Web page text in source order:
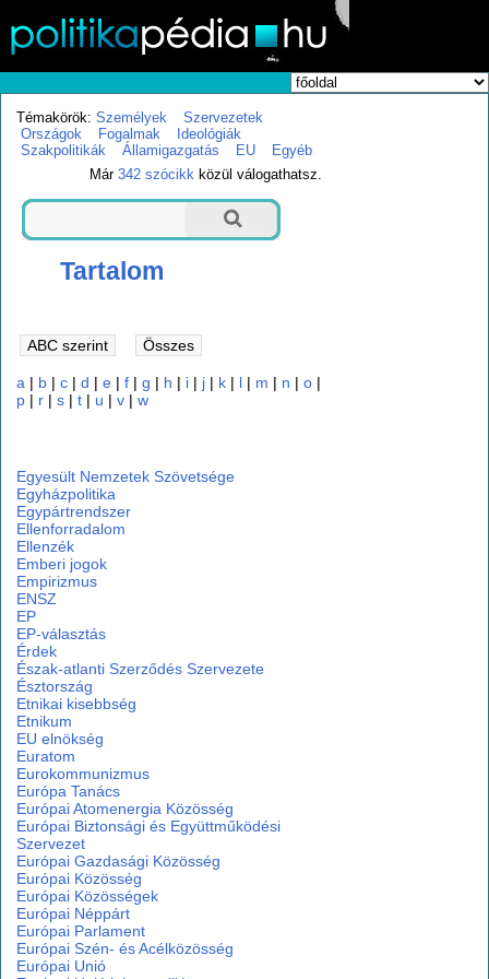
Témakörök: Személyek
Szervezetek
Országok
Fogalmak
Ideológiák
Szakpolitikák
Államigazgatás EU
Egyéb
Már342 szócikk közül válogathatsz.
Tartalom
a | b |c |d |e |f |g | h | i | j | k | l | m | n |o |
p | r |s |t | u |v |w
Egyesült Nemzetek Szövetsége
Egyházpolitika
Egypártrendszer
Ellenforradalom
Ellenzék
Emberi jogok
Empirizmus
ENSZ
EP
EP-választás
Érdek
Észak-atlanti Szerződés Szervezete
Észtország
Etnikai kisebbség
Etnikum
EU elnökség
Euratom
Eurokommunizmus
Európa Tanács
Európai Atomenergia Közösség
Európai Biztonsági és Együttműködési
Szervezet
Európai Gazdasági Közösség
Európai Közösség
Európai Közösségek
Európai Néppárt
Európai Parlament
Európai Szén- és Acélközösség
Európai Unió